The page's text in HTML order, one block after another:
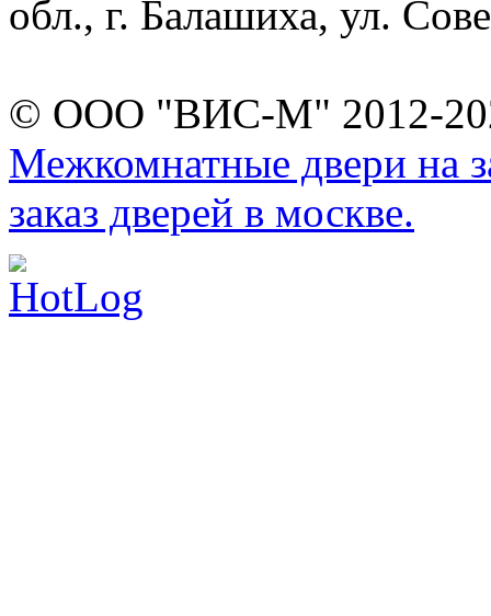
обл., г. Балашиха, ул.
© ООО "ВИС-М" 2012-
Межкомнатные двери на
заказ дверей в москве.